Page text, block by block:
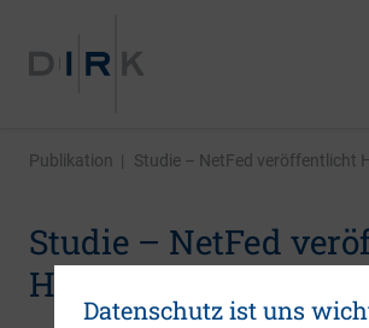
Publikation | Studie – NetFed veröffentlicht
Studie – NetFed
HR-Studie
Datenschutz ist uns